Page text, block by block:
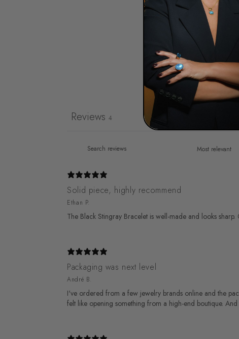
Reviews 4
Solid piece, highly recommend
Ethan P.
The Black Stingray Bracelet is well-made and looks
Packaging was next level
André B.
I've ordered from a few jewelry brands online and the
felt like opening something from a high-end boutique.